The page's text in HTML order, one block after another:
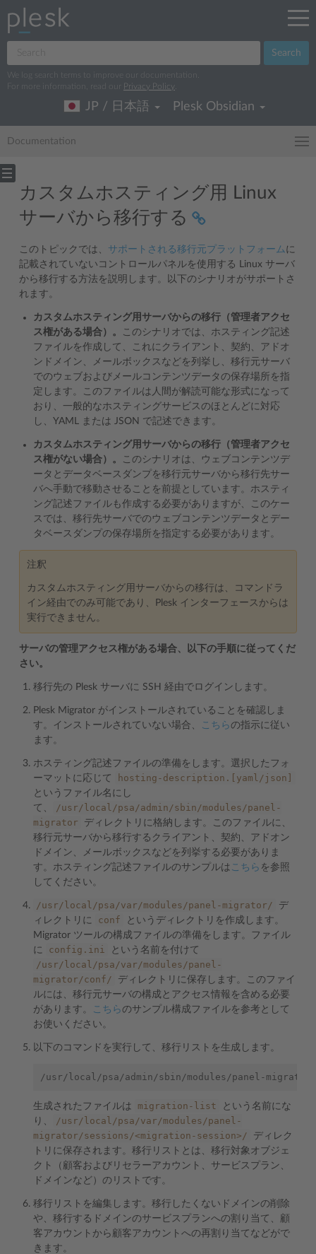
Search
We log search terms to improve our documentation.
For more information, read our
Privacy Policy
JP / 日本語 Plesk Obsidian
Documentation
カスタムホスティング用 Linux
サーバから移行する
このトピックでは、 サポートされる移行元プラットフォームに
記載されていないコントロールパネルを使用する Linux サーバ
から移行する方法を説明します。以下のシナリオがサポートさ
れます。
カスタムホスティング用サーバからの移行（管理者アクセ
ス権がある場合）。
このシナリオでは、ホスティング記述
ファイルを作成して、これにクライアント、契約、アドオ
ンドメイン、メールボックスなどを列挙し、移行元サーバ
でのウェブおよびメールコンテンツデータの保存場所を指
定します。このファイルは人間が解読可能な形式になって
おり、一般的なホスティングサービスのほとんどに対応
し、YAML または JSON で記述できます。
カスタムホスティング用サーバからの移行（管理者アクセ
ス権がない場合）。
このシナリオは、ウェブコンテンツデ
ータとデータベースダンプを移行元サーバから移行先サー
バへ手動で移動させることを前提としています。ホスティ
ング記述ファイルも作成する必要がありますが、このケー
スでは、移行先サーバでのウェブコンテンツデータとデー
タベースダンプの保存場所を指定する必要があります。
注釈
カスタムホスティング用サーバからの移行は、コマンドラ
イン経由でのみ可能であり、Plesk インターフェースからは
実行できません。
サーバの管理アクセス権がある場合、以下の手順に従ってくだ
さい。
移行先の Plesk サーバに SSH 経由でログインします。
Plesk Migrator がインストールされていることを確認しま
す。インストールされていない場合、
こちらの指示に従い
ます。
ホスティング記述ファイルの準備をします。選択したフォ
ーマットに応じて
hosting-description.[yaml/json]
というファイル名にし
て、
/usr/local/psa/admin/sbin/modules/panel-
migrator
ディレクトリに格納します。このファイルに、
移行元サーバから移行するクライアント、契約、アドオン
ドメイン、メールボックスなどを列挙する必要がありま
す。ホスティング記述ファイルのサンプルは こちら を参照
してください。
/usr/local/psa/var/modules/panel-migrator/
デ
ィレクトリに
conf
というディレクトリを作成します。
Migrator ツールの構成ファイルの準備をします。ファイル
に
config.ini という名前を付けて
/usr/local/psa/var/modules/panel-
migrator/conf/
ディレクトリに保存します。このファイ
ルには、移行元サーバの構成とアクセス情報を含める必要
があります。
こちらのサンプル構成ファイルを参考として
お使いください。
以下のコマンドを実行して、移行リストを生成します。
/usr/local/psa/admin/sbin/modules/panel-
生成されたファイルは migration-list
という名前にな
り、
/usr/local/psa/var/modules/panel-
migrator/sessions/<migration-session>/
ディレク
トリに保存されます。移行リストとは、移行対象オブジェ
クト（顧客およびリセラーアカウント、サービスプラン、
ドメインなど）のリストです。
移行リストを編集します。移行したくないドメインの削除
や、移行するドメインのサービスプランへの割り当て、顧
客アカウントから顧客アカウントへの再割り当てなどがで
きます。